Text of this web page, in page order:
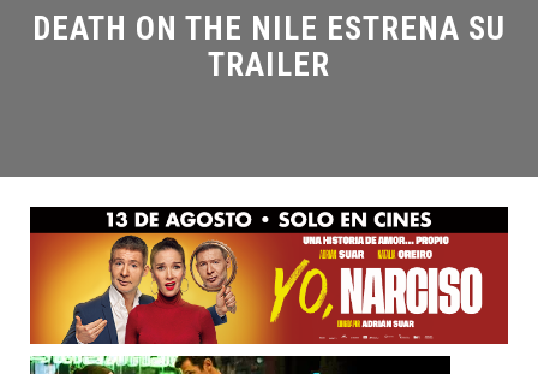
DEATH ON THE NILE ESTRENA SU
TRAILER